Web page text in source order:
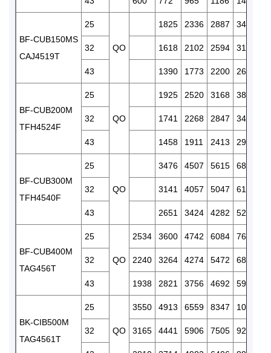
BF-CUB150MS
CAJ4519T
25
QO
1825 2336 2887 3478
32 1618 2102 2594 3124
43 1390 1773 2200 2661
BF-CUB200M
TFH4524F
25
QO
1925 2520 3168 3871
32 1741 2268 2847 3476
43 1458 1911 2413 2958
BF-CUB300M
TFH4540F
25
QO
3476 4507 5615 6801
32 3141 4057 5047 6111
43 2651 3424 4282 5207
BF-CUB400M
TAG456T
25
QO
2534 3600 4742 6084 7628
32 2240 3264 4274 5472 6856
43 1938 2821 3756 4692 5935
BK-CIB500M
TAG4561T
25
QO
3550 4913 6559 8347 10277
32 3165 4441 5906 7505 9237